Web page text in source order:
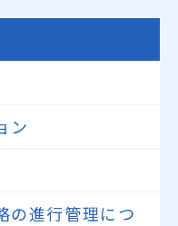
ン
の進行管理につ